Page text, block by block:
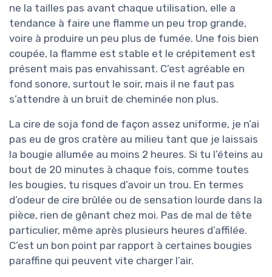
ne la tailles pas avant chaque utilisation, elle a
tendance à faire une flamme un peu trop grande,
voire à produire un peu plus de fumée. Une fois bien
coupée, la flamme est stable et le crépitement est
présent mais pas envahissant. C’est agréable en
fond sonore, surtout le soir, mais il ne faut pas
s’attendre à un bruit de cheminée non plus.
La cire de soja fond de façon assez uniforme, je n’ai
pas eu de gros cratère au milieu tant que je laissais
la bougie allumée au moins 2 heures. Si tu l’éteins au
bout de 20 minutes à chaque fois, comme toutes
les bougies, tu risques d’avoir un trou. En termes
d’odeur de cire brûlée ou de sensation lourde dans la
pièce, rien de gênant chez moi. Pas de mal de tête
particulier, même après plusieurs heures d’affilée.
C’est un bon point par rapport à certaines bougies
paraffine qui peuvent vite charger l’air.